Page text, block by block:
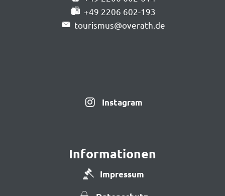
+49 2206 602-193
tourismus@overath.de
Instagram
Informationen
Impressum